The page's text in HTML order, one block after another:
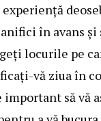
experiență
în avans și
locurile pe
vă ziua în
important să vă